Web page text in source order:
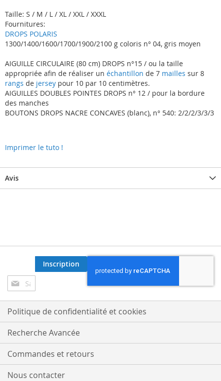
Taille: S / M / L / XL / XXL / XXXL
Fournitures:
DROPS POLARIS
1300/1400/1600/1700/1900/2100 g coloris n° 04, gris moyen
AIGUILLE CIRCULAIRE (80 cm) DROPS n°15 / ou la taille
appropriée afin de réaliser un échantillon de 7 mailles sur 8
rangs de jersey pour 10 par 10 centimètres.
AIGUILLES DOUBLES POINTES DROPS n° 12 / pour la bordure
des manches
BOUTONS DROPS NACRE CONCAVES (blanc), n° 540: 2/2/2/3/3/3
Imprimer le tuto !
Avis
Inscription
à
notre
lettre
d’information
:
Inscription
Politique de confidentialité et cookies
Recherche Avancée
Commandes et retours
Nous contacter